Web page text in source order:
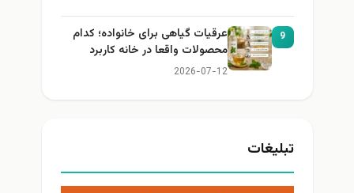
9
عرقیات گیاهی برای خانواده؛ کدام
محصولات واقعا در خانه کاربرد
دارند؟
2026-07-12
تبلیغات